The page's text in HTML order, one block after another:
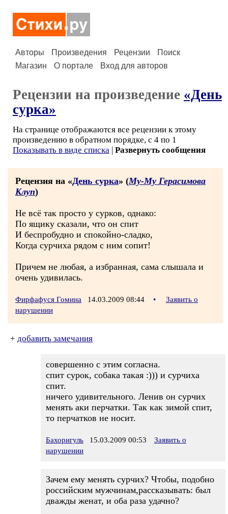
Авторы Произведения Рецензии
Поиск
Магазин
О портале Вход для авторов
Рецензии на произведение «День
сурка»
На странице отображаются все рецензии к этому
произведению в обратном порядке, с 4 по 1
Показывать в виде списка | Развернуть сообщения
Рецензия на «День сурка» (Му-Му Герасимова
Клуп)
Не всё так просто у сурков, однако:
По ящику сказали, что он спит
И беспробудно и спокойно-сладко,
Когда сурчиха рядом с ним сопит!
Причем не любая, а избранная, сама слышала и
очень удивилась.
Фирфафуся Гомина 14.03.2009 08:44 •
Заявить о
нарушении
+ добавить замечания
совершенно с этим согласна.
спит сурок, собака такая :))) и сурчиха
спит.
ничего удивительного. Ленив он сурчих
менять аки перчатки. Так как зимой спит,
то перчатков не носит.
Бахоригуль 15.03.2009 00:53
Заявить о
нарушении
Зачем ему менять сурчих? Чтобы, подобно
российским мужчинам,рассказывать: был
дважды женат, и оба раза удачно?